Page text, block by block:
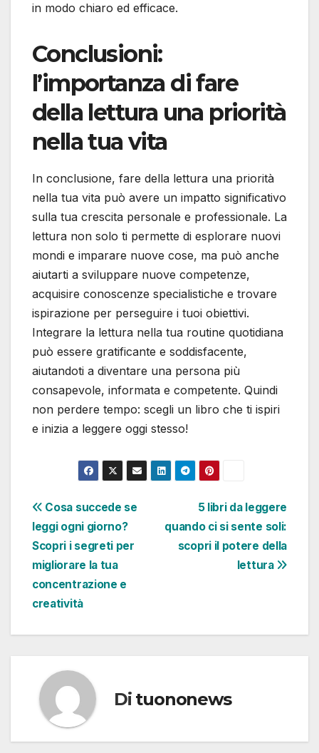
in modo chiaro ed efficace.
Conclusioni:
l’importanza di fare
della lettura una priorità
nella tua vita
In conclusione, fare della lettura una priorità
nella tua vita può avere un impatto significativo
sulla tua crescita personale e professionale. La
lettura non solo ti permette di esplorare nuovi
mondi e imparare nuove cose, ma può anche
aiutarti a sviluppare nuove competenze,
acquisire conoscenze specialistiche e trovare
ispirazione per perseguire i tuoi obiettivi.
Integrare la lettura nella tua routine quotidiana
può essere gratificante e soddisfacente,
aiutandoti a diventare una persona più
consapevole, informata e competente. Quindi
non perdere tempo: scegli un libro che ti ispiri
e inizia a leggere oggi stesso!
Navigazione
articoli
5 libri da leggere
quando ci si sente soli:
scopri il potere della
lettura
Cosa succede se
leggi ogni giorno?
Scopri i segreti per
migliorare la tua
concentrazione e
creatività
Di tuononews